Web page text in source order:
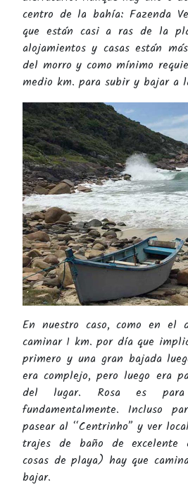
centro de la bahía: Fazenda
que están casi a ras de la
alojamientos y casas están
del morro y como mínimo
medio km. para subir y bajar a
En nuestro caso, como en el
caminar 1 km. por día que
primero y una gran bajada
era complejo, pero luego era
del lugar. Rosa es
fundamentalmente. Incluso
pasear al “Centrinho” y ver
trajes de baño de excelente
cosas de playa) hay que
bajar.